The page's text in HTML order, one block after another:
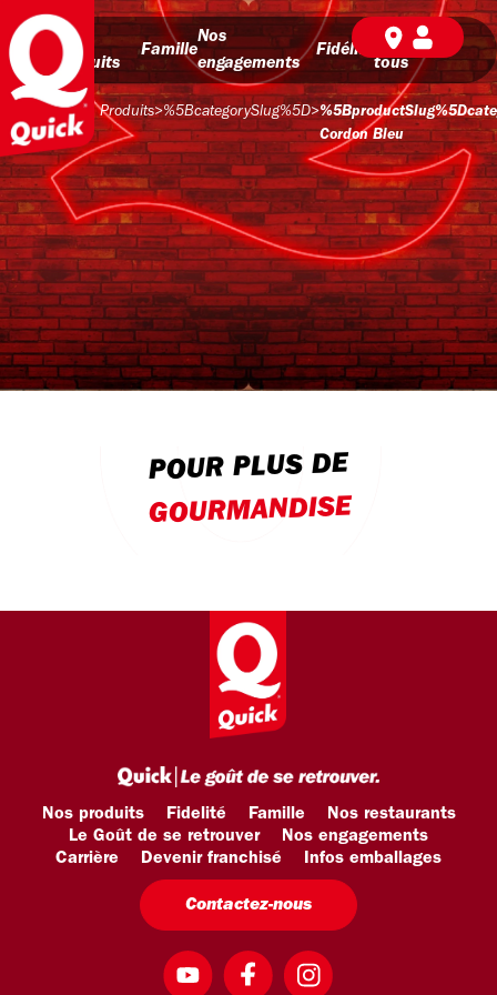
Nos
produits
Famille
Nos
engagements
Fidélité
BD pour
tous
Produits>%5BcategorySlug%5D>
Cordon Bleu
POUR PLUS DE
GOURMANDISE
Nos produits Fidelité Famille
Nos restaurants
Le Goût de se retrouver
Nos engagements
Carrière
Devenir franchisé Infos emballages
Contactez-nous